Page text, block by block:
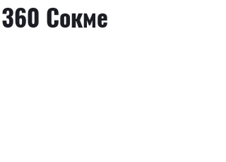
Сокме